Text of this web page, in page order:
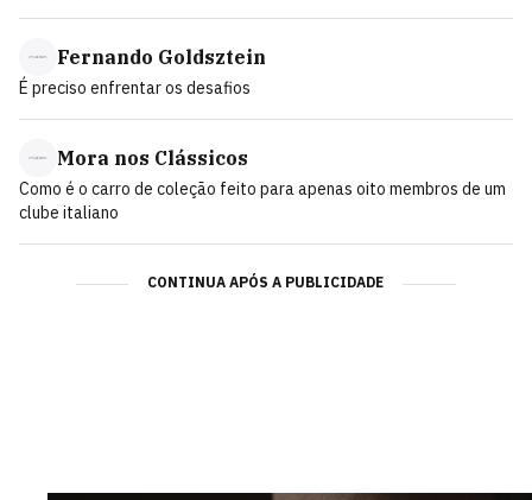
Fernando Goldsztein
É preciso enfrentar os desafios
Mora nos Clássicos
Como é o carro de coleção feito para apenas oito membros de um
clube italiano
CONTINUA APÓS A PUBLICIDADE